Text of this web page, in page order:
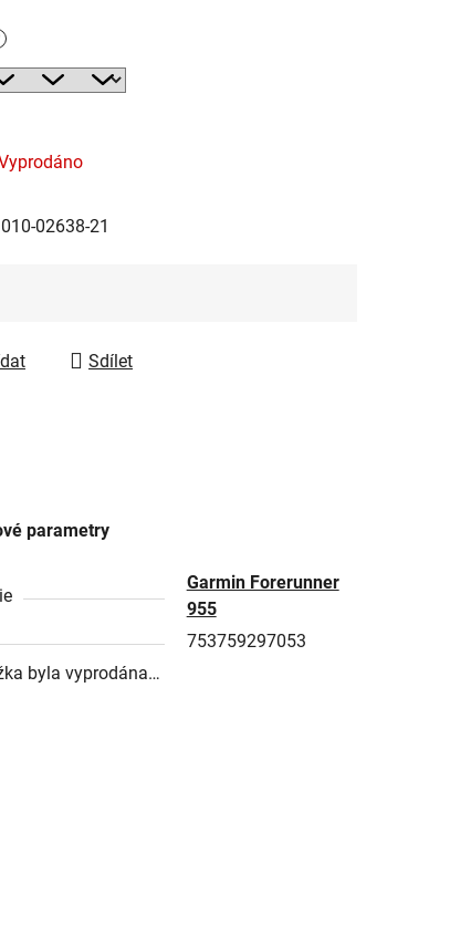
010-02638-21
Sdílet
parametry
Garmin Forerunner
955
753759297053
byla vyprodána…